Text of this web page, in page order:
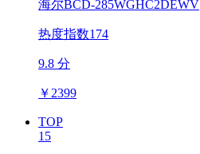
海尔BCD-285WGHC2DEWV
热度指数174
9.8 分
￥ 2399
TOP
15